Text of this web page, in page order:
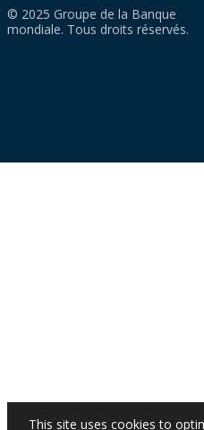
© 2025 Groupe de la Banque
mondiale. Tous droits réservés.
This site uses cookies to